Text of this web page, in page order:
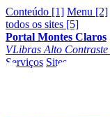
Conteúdo [1] Menu [2]
todos os sites [5]
Portal Montes Claros
VLibras Alto Contraste
Serviços Sites